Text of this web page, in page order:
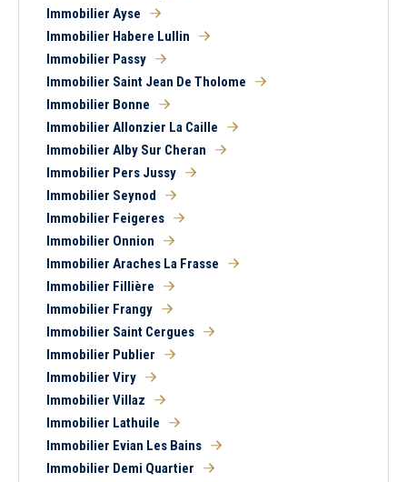
1 2
Tous Ancien
Piscine
Parking
Immobilier Ayse
Immobilier Habere Lullin
Immobilier Passy
Immobilier Saint Jean De Tholome
Immobilier Bonne
Immobilier Allonzier La Caille
Immobilier Alby Sur Cheran
Immobilier Pers Jussy
Immobilier Seynod
Immobilier Feigeres
Immobilier Onnion
Immobilier Araches La Frasse
Immobilier Fillière
Immobilier Frangy
Immobilier Saint Cergues
Immobilier Publier
Immobilier Viry
Immobilier Villaz
Immobilier Lathuile
Immobilier Evian Les Bains
Immobilier Demi Quartier